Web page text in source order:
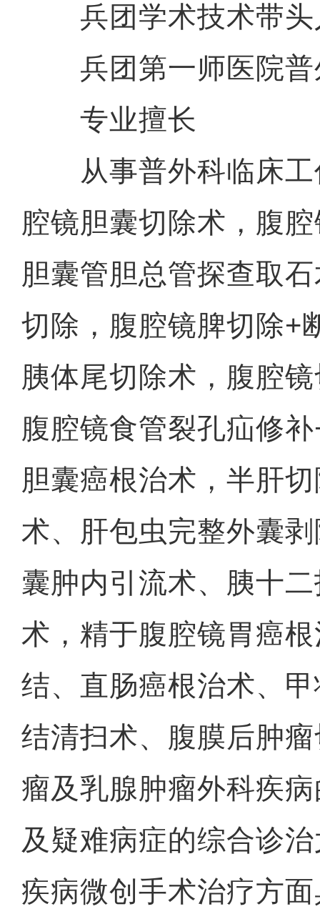
兵团学术技术带头
兵团第一师医院普
专业擅长
从事普外科临床工
腔镜胆囊切除术，腹
胆囊管胆总管探查取
切除，腹腔镜脾切除+
胰体尾切除术，腹腔
腹腔镜食管裂孔疝修
胆囊癌根治术，半肝
术、肝包虫完整外囊
囊肿内引流术、胰十
术，精于腹腔镜胃癌
结、直肠癌根治术、
结清扫术、腹膜后肿
瘤及乳腺肿瘤外科疾
及疑难病症的综合诊
疾病微创手术治疗方